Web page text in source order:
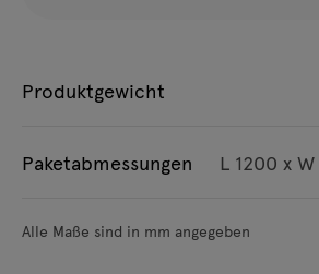
Produktgewicht
Paketabmessungen L 1200 x
Alle Maße sind in mm angegeben